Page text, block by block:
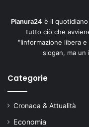
Pianura24 è il
tutto ciò che
"Iinformazione libera
slogan, ma
Categorie
Cronaca & Attualità
Economia